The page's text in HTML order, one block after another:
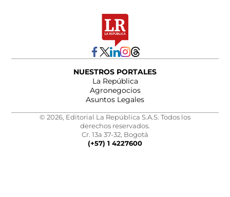
NUESTROS PORTALES
La República
Agronegocios
Asuntos Legales
© 2026, Editorial La República S.A.S. Todos los
derechos reservados.
Cr. 13a 37-32, Bogotá
(+57) 1 4227600